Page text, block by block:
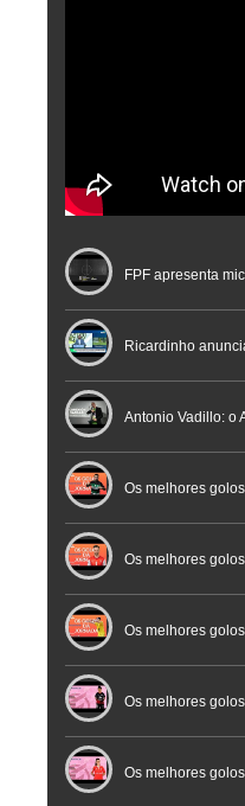
FPF apresenta
Nacional de
Ricardinho
profissional em
Futebol
Antonio Vadillo: o
Futsal |
Os melhores
Os melhores
Futsal
Os melhores
Os melhores
Placard
Os melhores